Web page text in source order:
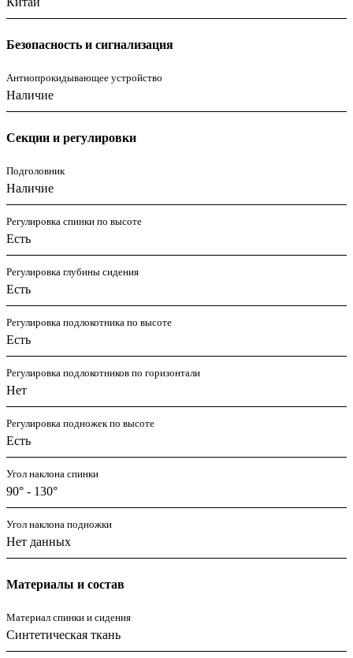
Безопасность и сигнализация
Антиопрокидывающее устройство
Наличие
Секции и регулировки
Подголовник
Наличие
Регулировка спинки по высоте
Есть
Регулировка глубины сидения
Есть
Регулировка подлокотника по высоте
Есть
Регулировка подлокотников по горизонтали
Нет
Регулировка подножек по высоте
Есть
Угол наклона спинки
90° - 130°
Угол наклона подножки
Нет данных
Материалы и состав
Материал спинки и сидения
Синтетическая ткань